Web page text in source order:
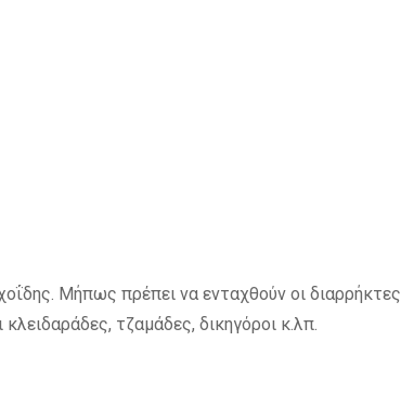
Μήπως πρέπει να ενταχθούν οι διαρρήκτες
τζαμάδες, δικηγόροι κ.λπ.